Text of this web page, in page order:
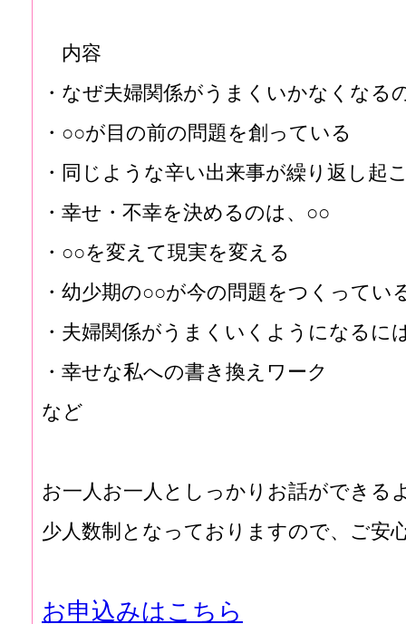
内容
・なぜ夫婦関係がうまくいかなくなる
・○○が目の前の問題を創っている
・同じような辛い出来事が繰り返し起
・幸せ・不幸を決めるのは、○○
・○○を変えて現実を変える
・幼少期の○○が今の問題をつくってい
・夫婦関係がうまくいくようになるに
・幸せな私への書き換えワーク
など
お一人お一人としっかりお話ができる
少人数制となっておりますので、ご安
お申込みはこちら